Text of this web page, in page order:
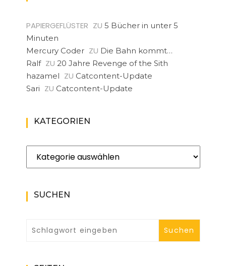
PAPIERGEFLÜSTER ZU 5 Bücher in unter 5
Minuten
Mercury Coder ZU Die Bahn kommt…
Ralf ZU 20 Jahre Revenge of the Sith
hazamel ZU Catcontent-Update
Sari ZU Catcontent-Update
KATEGORIEN
Kategorien
SUCHEN